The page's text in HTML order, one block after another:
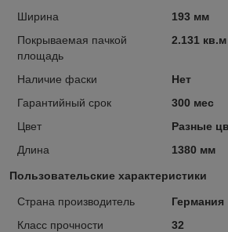
Ширина
193 мм
Покрываемая пачкой
площадь
2.131 кв.м
Наличие фаски
Нет
Гарантийный срок
300 мес
Цвет
Разные
Длина
1380 мм
Пользовательские характеристики
Страна производитель
Германия
Класс прочности
32